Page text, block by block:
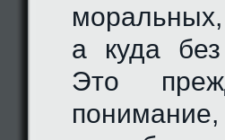
а куда
Это
понимание,